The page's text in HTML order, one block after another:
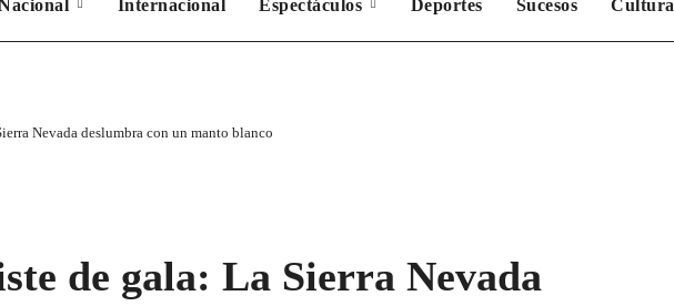
Internacional Espectáculos Deportes Sucesos Cultura
Nevada deslumbra con un manto blanco
de gala: La Sierra Nevada